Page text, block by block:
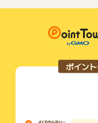
下記の事項に該当する場合
・同一端末や同一世帯で、
い物を複数回ご利用された
・他のポイントサイトや比
ご利用前には、Cookieの
します。
各サービス・お買い物の獲
ン期間が予告なしに変更さ
条件を達成しているかどう
っているため、広告主は
ポイン